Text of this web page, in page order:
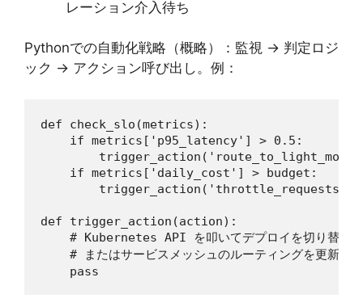
レーション介入待ち
Pythonでの自動化戦略（概略）：監視 → 判定ロジ
ック → アクション呼び出し。例：
def check_slo(metrics):
    if metrics['p95_latency'] > 0.5:
    if metrics['daily_cost'] > budget:
        trigger_action('throttle_requests')
def trigger_action(action):
# Kubernetes API を叩いてデプロイを切り替え
    # またはサービスメッシュのルーティングを更新する